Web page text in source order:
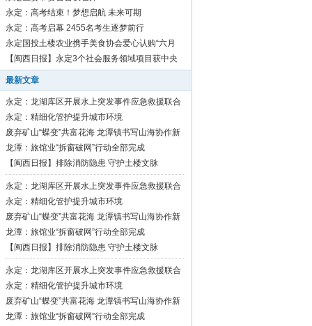
永定：高考结束！梦想启航 未来可期
永定：高考启幕 2455名考生逐梦前行
永定国投土楼农业携手美食协会爱心认购“六月
红”芋1500斤
【闽西日报】永定3个社会服务领域项目获中央
资金补助
最新文章
永定：龙湖库区开展水上突发事件应急救援联合
演练
永定：精细化管护提升城市环境
废弃矿山“蝶变”共富花海 龙潭镇书写山海协作新
篇章
龙潭：旅馆业“拆窗破网”行动全部完成
【闽西日报】排除消防隐患 守护土楼文脉
永定：龙湖库区开展水上突发事件应急救援联合
演练
永定：精细化管护提升城市环境
废弃矿山“蝶变”共富花海 龙潭镇书写山海协作新
篇章
龙潭：旅馆业“拆窗破网”行动全部完成
【闽西日报】排除消防隐患 守护土楼文脉
永定：龙湖库区开展水上突发事件应急救援联合
演练
永定：精细化管护提升城市环境
废弃矿山“蝶变”共富花海 龙潭镇书写山海协作新
篇章
龙潭：旅馆业“拆窗破网”行动全部完成